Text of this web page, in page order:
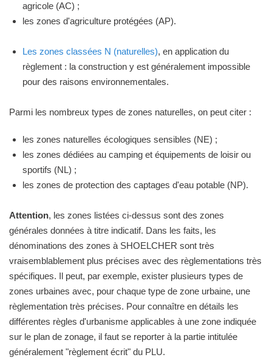
agricole (AC) ;
les zones d'agriculture protégées (AP).
Les zones classées N (naturelles), en application du
règlement : la construction y est généralement impossible
pour des raisons environnementales.
Parmi les nombreux types de zones naturelles, on peut citer :
les zones naturelles écologiques sensibles (NE) ;
les zones dédiées au camping et équipements de loisir ou
sportifs (NL) ;
les zones de protection des captages d'eau potable (NP).
Attention, les zones listées ci-dessus sont des zones
générales données à titre indicatif. Dans les faits, les
dénominations des zones à SHOELCHER sont très
vraisemblablement plus précises avec des règlementations très
spécifiques. Il peut, par exemple, exister plusieurs types de
zones urbaines avec, pour chaque type de zone urbaine, une
règlementation très précises. Pour connaître en détails les
différentes règles d'urbanisme applicables à une zone indiquée
sur le plan de zonage, il faut se reporter à la partie intitulée
généralement "règlement écrit" du PLU.